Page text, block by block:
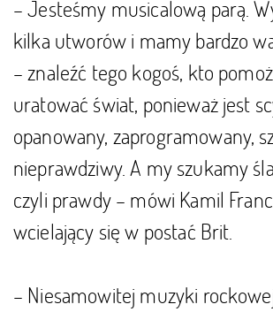
– Jesteśmy musicalową parą.
kilka utworów i mamy bardzo
– znaleźć tego kogoś, kto
uratować świat, ponieważ jest
opanowany, zaprogramowany,
nieprawdziwy. A my szukamy
czyli prawdy – mówi Kamil
wcielający się w postać Brit.
– Niesamowitej muzyki